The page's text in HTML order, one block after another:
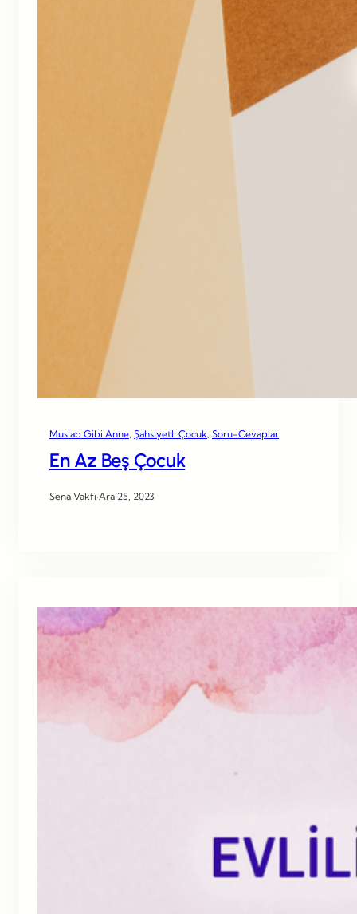
Mus’ab Gibi Anne Şahsiyetli Çocuk Soru-Cevaplar
En Az Beş Çocuk
Sena Vakfı·Ara 25, 2023